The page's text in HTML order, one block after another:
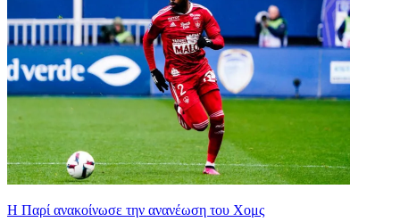
Η Παρί ανακοίνωσε την ανανέωση του Χομς